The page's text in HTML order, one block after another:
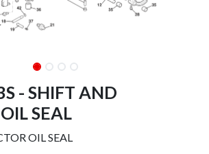
- SHIFT AND
SEAL
OIL SEAL